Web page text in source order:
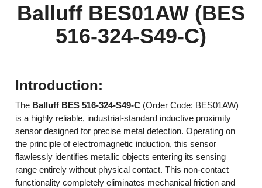
Dias Infrared
DINA Elektronik
Di-Soric
Dixon Valve
Doctor Led Vietnam
DOLD - Autho ANS
Dold Vietnam
Dongdo Tech
Balluff BES01AW (BES
516-324-S49-C)
Introduction:
The Balluff BES 516-324-S49-C (Order Code: BES01AW)
is a highly reliable, industrial-standard inductive proximity
sensor designed for precise metal detection. Operating on
the principle of electromagnetic induction, this sensor
flawlessly identifies metallic objects entering its sensing
range entirely without physical contact. This non-contact
functionality completely eliminates mechanical friction and